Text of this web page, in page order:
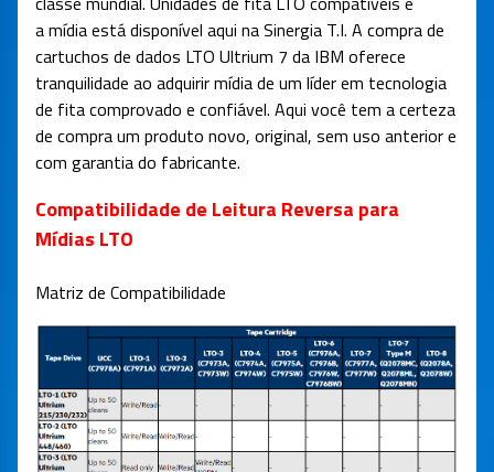
a mídia está disponível aqui na Sinergia T.I. A compra de
cartuchos de dados LTO Ultrium 7 da IBM oferece
tranquilidade ao adquirir mídia de um líder em tecnologia
de fita comprovado e confiável. Aqui você tem a certeza
de compra um produto novo, original, sem uso anterior e
com garantia do fabricante.
Compatibilidade de Leitura Reversa para
Mídias LTO
Matriz de Compatibilidade